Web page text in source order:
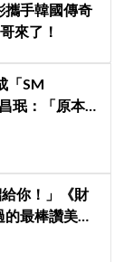
攜手韓國傳奇
來了！
「SM
珉：「原本想
給你！」《財
最棒讚美，